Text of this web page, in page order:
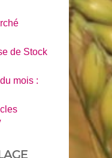
de Stock
mois :